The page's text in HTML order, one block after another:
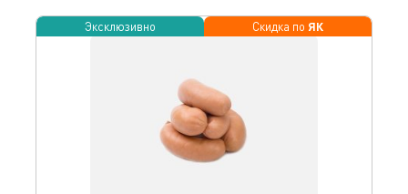
Эксклюзивно Скидка по ЯК